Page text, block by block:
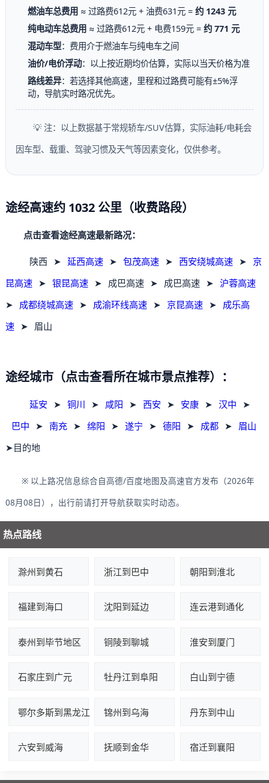
燃油车总费用 ≈ 过路费612元 + 油费631元 = 约 1243 元
纯电动车总费用 ≈ 过路费612元 + 电费159元 = 约 771 元
混动车型：费用介于燃油车与纯电车之间
油价/电价浮动：以上按近期均价估算，实际以当天价格为准
路线差异：若选择其他高速，里程和过路费可能有±5%浮
动，导航实时路况优先。
💡 注：以上数据基于常规轿车/SUV估算，实际油耗/电耗会
因车型、载重、驾驶习惯及天气等因素变化，仅供参考。
途经高速约 1032 公里（收费路段）
点击查看途经高速最新路况：
陕西 ➤ 延西高速 ➤ 包茂高速 ➤ 西安绕城高速 ➤ 京
昆高速
➤ 银昆高速 ➤ 成巴高速 ➤ 成巴高速 ➤ 沪蓉高速
➤ 成都绕城高速 ➤ 成渝环线高速 ➤ 京昆高速 ➤ 成乐高
速
➤ 眉山
途经城市（点击查看所在城市景点推荐）：
延安 ➤ 铜川 ➤ 咸阳 ➤ 西安 ➤ 安康 ➤ 汉中
➤
巴中
➤ 南充 ➤ 绵阳 ➤ 遂宁 ➤ 德阳 ➤ 成都 ➤ 眉山
➤目的地
※ 以上路况信息综合自高德/百度地图及高速官方发布（2026年
08月08日），出行前请打开导航获取实时动态。
热点路线
滁州到黄石 浙江到巴中 朝阳到淮北
福建到海口 沈阳到延边 连云港到通化
泰州到毕节地区 铜陵到聊城 淮安到厦门
石家庄到广元 牡丹江到阜阳 白山到宁德
鄂尔多斯到黑龙江 锦州到乌海 丹东到中山
六安到威海 抚顺到金华 宿迁到襄阳